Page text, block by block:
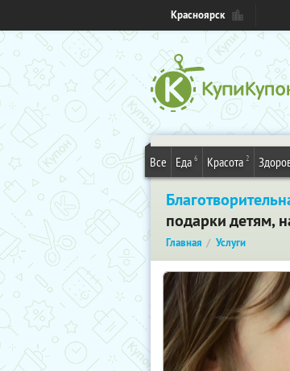
Красноярск
Все Еда 6 Красота 2
подарки детям,
Главная Услуги